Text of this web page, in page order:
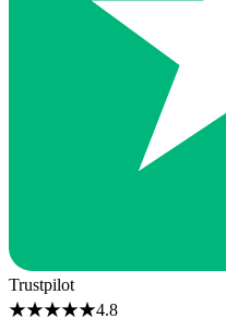
Trustpilot
★★★★★4.8